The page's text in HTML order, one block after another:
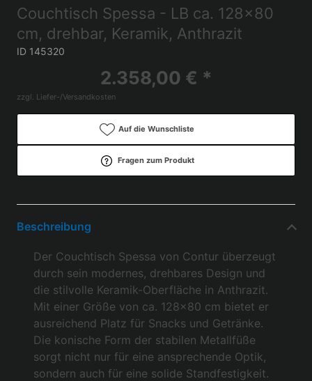
Couchtisch Spessa - LB ca. 128x80
cm, drehbar, Keramik, Anthrazit
ID 145320
2.358,00 € *
zzgl. Liefer-/Versandkosten
Auf die Wunschliste
Fragen zum Produkt
Beschreibung
Der Couchtisch Spessa von Contur überzeugt
durch sein modernes, drehbares Design und
die stilvolle Keramik-Oberfläche in Anthrazit.
Mit einer Größe von ca. 128x80 cm bietet er
ausreichend Platz für Snacks und Getränke.
Die konische Form der stabilen Metallfüße
sorgt nicht nur für eine ansprechende Optik,
sondern auch für eine solide Standfestigkeit.